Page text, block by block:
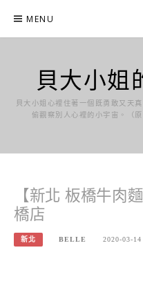
content
MENU
貝大小姐
貝大小姐心裡住著一個既勇敢又天
偷觀察別人心裡的小宇宙。（
【新北 板橋牛肉
橋店
新北 BELLE 2020-03-14